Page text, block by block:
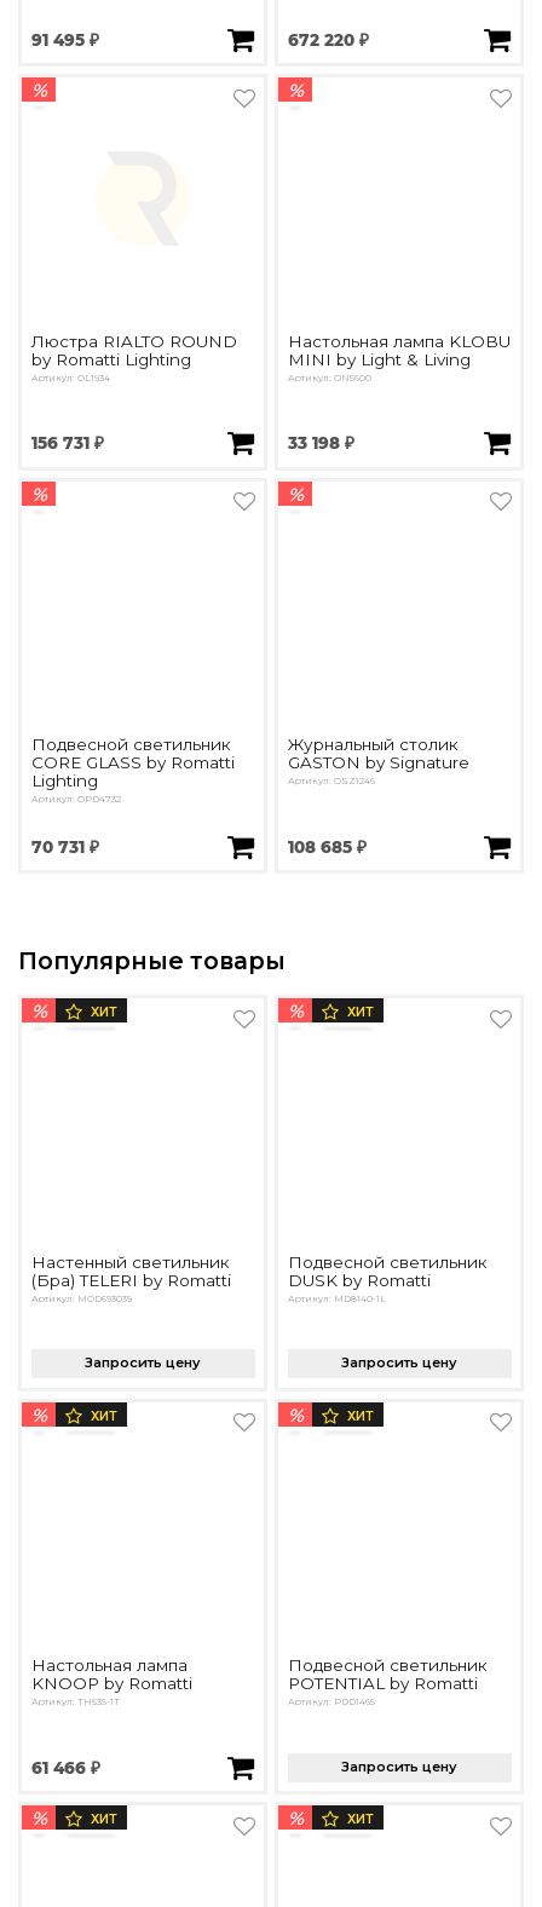
91 495 ₽ 672 220 ₽
%
Люстра RIALTO ROUND
by Romatti Lighting
Артикул: OL1934
156 731 ₽
%
Настольная лампа KLOBU
MINI by Light & Living
Артикул: ON5600
33 198 ₽
%
Подвесной светильник
CORE GLASS by Romatti
Lighting
Артикул: OPD4732
70 731 ₽
%
Журнальный столик
GASTON by Signature
Артикул: OSZ1246
108 685 ₽
Популярные товары
% ХИТ
Настенный светильник
(Бра) TELERI by Romatti
Артикул: MOD693039
Запросить цену
% ХИТ
Подвесной светильник
DUSK by Romatti
Артикул: MD8140-1L
Запросить цену
% ХИТ
Настольная лампа
KNOOP by Romatti
Артикул: TH535-1T
61 466 ₽
% ХИТ
Подвесной светильник
POTENTIAL by Romatti
Артикул: PDD1465
Запросить цену
% ХИТ % ХИТ